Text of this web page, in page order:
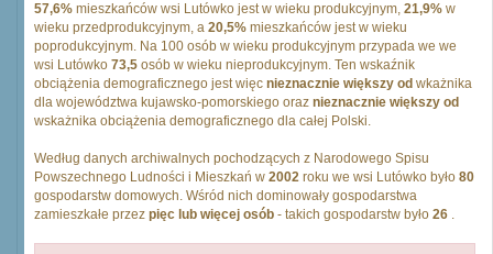
57,6% mieszkańców wsi Lutówko jest w wieku produkcyjnym, 21,9% w
wieku przedprodukcyjnym, a 20,5% mieszkańców jest w wieku
poprodukcyjnym. Na 100 osób w wieku produkcyjnym przypada we we
wsi Lutówko 73,5 osób w wieku nieprodukcyjnym. Ten wskaźnik
obciążenia demograficznego jest więc nieznacznie większy od wkażnika
dla województwa kujawsko-pomorskiego oraz nieznacznie większy od
wskażnika obciążenia demograficznego dla całej Polski.
Według danych archiwalnych pochodzących z Narodowego Spisu
Powszechnego Ludności i Mieszkań w 2002 roku we wsi Lutówko było 80
gospodarstw domowych. Wśród nich dominowały gospodarstwa
zamieszkałe przez pięc lub więcej osób - takich gospodarstw było 26 .